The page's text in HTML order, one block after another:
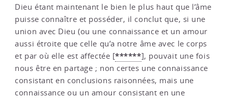
Dieu étant maintenant le bien le plus haut que l’âme
puisse connaître et posséder, il conclut que, si une
union avec Dieu (ou une connaissance et un amour
aussi étroite que celle qu’a notre âme avec le corps
et par où elle est affectée [******], pouvait une fois
nous être en partage ; non certes une connaissance
consistant en conclusions raisonnées, mais une
connaissance ou un amour consistant en une